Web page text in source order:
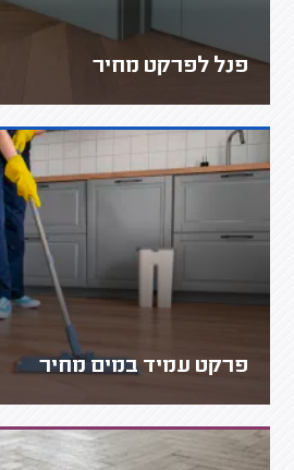
פנל לפרקט מחיר
פרקט עמיד במים מחיר